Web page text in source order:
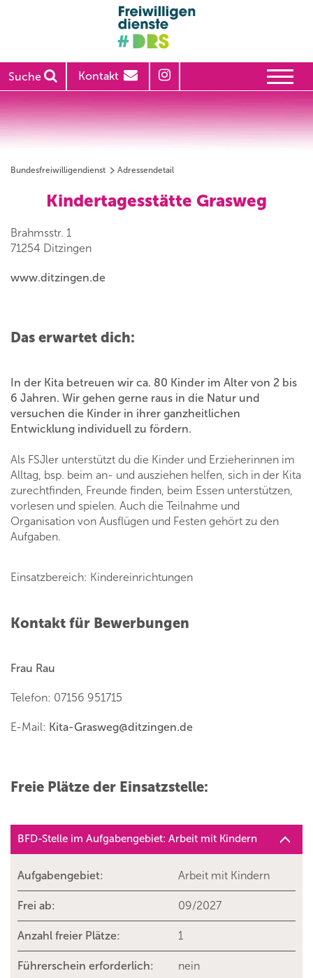
Suche Kontakt
Bundesfreiwilligendienst Adressendetail
Kindertagesstätte Grasweg
Brahmsstr. 1
71254 Ditzingen
www.ditzingen.de
Das erwartet dich:
In der Kita betreuen wir ca. 80 Kinder im Alter von 2 bis
6 Jahren. Wir gehen gerne raus in die Natur und
versuchen die Kinder in ihrer ganzheitlichen
Entwicklung individuell zu fördern.
Als FSJler unterstützt du die Kinder und Erzieherinnen im
Alltag, bsp. beim an- und ausziehen helfen, sich in der Kita
zurechtfinden, Freunde finden, beim Essen unterstützen,
vorlesen und spielen. Auch die Teilnahme und
Organisation von Ausflügen und Festen gehört zu den
Aufgaben.
Einsatzbereich: Kindereinrichtungen
Kontakt für Bewerbungen
Frau Rau
Telefon: 07156 951715
E-Mail: Kita-Grasweg@ditzingen.de
Freie Plätze der Einsatzstelle:
BFD-Stelle im Aufgabengebiet: Arbeit mit Kindern
Aufgabengebiet: Arbeit mit Kindern
Frei ab: 09/2027
Anzahl freier Plätze: 1
Führerschein erforderlich: nein